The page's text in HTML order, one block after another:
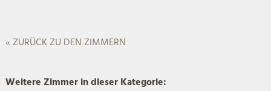
« ZURÜCK ZU DEN ZIMMERN
Weitere Zimmer in dieser Kategorie: